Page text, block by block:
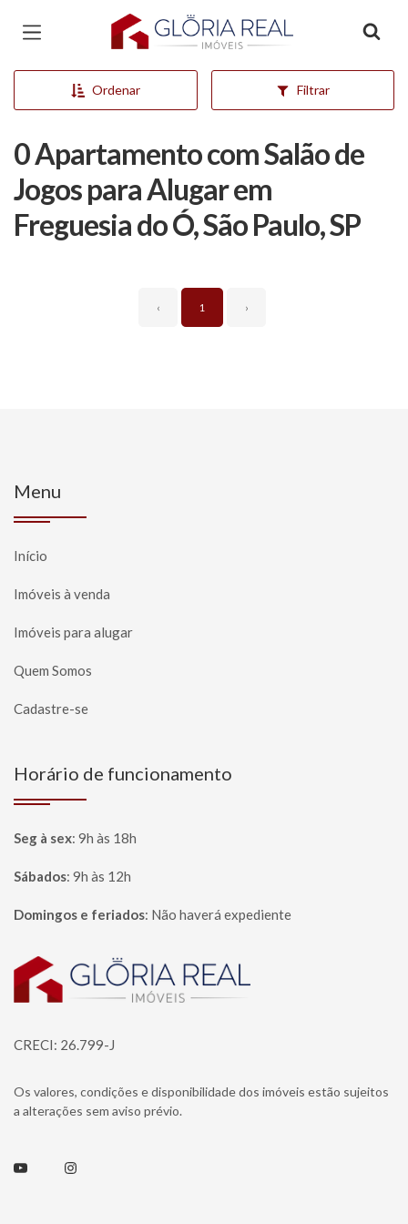
Página inicial
Ordenar Filtrar
0 Apartamento com Salão de
Jogos para Alugar em
Freguesia do Ó, São Paulo, SP
‹ 1 ›
Menu
Início
Imóveis à venda
Imóveis para alugar
Quem Somos
Cadastre-se
Horário de funcionamento
Seg à sex: 9h às 18h
Sábados: 9h às 12h
Domingos e feriados: Não haverá expediente
Página inicial
CRECI: 26.799-J
Os valores, condições e disponibilidade dos imóveis estão sujeitos
a alterações sem aviso prévio.
Youtube Instagram